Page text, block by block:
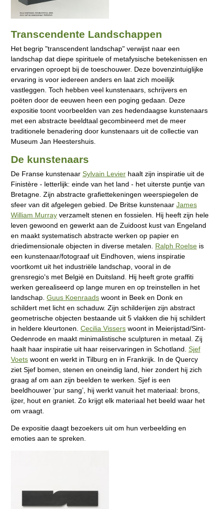
Transcendente Landschappen
Het begrip "transcendent landschap" verwijst naar een
landschap dat diepe spirituele of metafysische betekenissen en
ervaringen oproept bij de toeschouwer. Deze bovenzintuiglijke
ervaring is voor iedereen anders en laat zich moeilijk
vastleggen. Toch hebben veel kunstenaars, schrijvers en
poëten door de eeuwen heen een poging gedaan. Deze
expositie toont voorbeelden van zes hedendaagse kunstenaars
met een abstracte beeldtaal gecombineerd met de meer
traditionele benadering door kunstenaars uit de collectie van
Museum Jan Heestershuis.
De kunstenaars
De Franse kunstenaar Sylvain Levierhaalt zijn inspiratie uit de
Finistère - letterlijk: einde van het land - het uiterste puntje van
Bretagne. Zijn abstracte grafiettekeningen weerspiegelen de
sfeer van dit afgelegen gebied. De Britse kunstenaar James
William Murrayverzamelt stenen en fossielen. Hij heeft zijn hele
leven gewoond en gewerkt aan de Zuidoost kust van Engeland
en maakt systematisch abstracte werken op papier en
driedimensionale objecten in diverse metalen. Ralph Roelseis
een kunstenaar/fotograaf uit Eindhoven, wiens inspiratie
voortkomt uit het industriële landschap, vooral in de
grensregio's met België en Duitsland. Hij heeft grote graffiti
werken gerealiseerd op lange muren en op treinstellen in het
landschap. Guus Koenraadswoont in Beek en Donk en
schildert met licht en schaduw. Zijn schilderijen zijn abstract
geometrische objecten bestaande uit 5 vlakken die hij schildert
in heldere kleurtonen. Cecilia Visserswoont in Meierijstad/Sint-
Oedenrode en maakt minimalistische sculpturen in metaal. Zij
haalt haar inspiratie uit haar reiservaringen in Schotland. Sjef
Voetswoont en werkt in Tilburg en in Frankrijk. In de Quercy
ziet Sjef bomen, stenen en oneindig land, hier zondert hij zich
graag af om aan zijn beelden te werken. Sjef is een
beeldhouwer ‘pur sang’, hij werkt vanuit het materiaal: brons,
ijzer, hout en graniet. Zo krijgt elk materiaal het beeld waar het
om vraagt.
De expositie daagt bezoekers uit om hun verbeelding en
emoties aan te spreken.